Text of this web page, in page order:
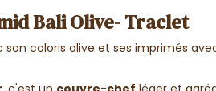
Bali Olive- Traclet
son coloris olive et ses imprimés